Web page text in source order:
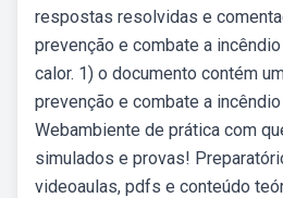
respostas resolvidas e
prevenção e combate a
calor. 1) o documento contém
prevenção e combate a
Webambiente de prática com
simulados e provas!
videoaulas, pdfs e conteúdo